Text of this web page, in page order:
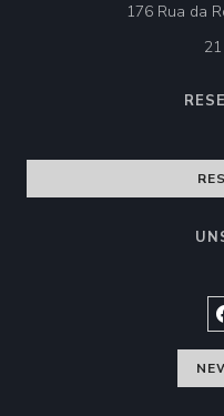
176 Rua da